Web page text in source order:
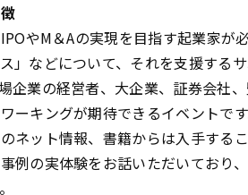
やM＆Aの実現を目指す起業家が
」などについて、それを支援する
企業の経営者、大企業、証券会社
ーキングが期待できるイベントで
ネット情報、書籍からは入手する
例の実体験をお話いただいており